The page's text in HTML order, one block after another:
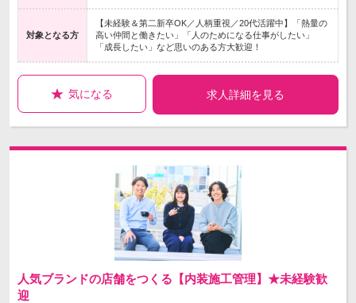
対象となる方
【未経験＆第二新卒OK／人柄重視／20代活躍中】「熱量の
高い仲間と働きたい」「人のためになる仕事がしたい」
「成長したい」など思いのある方大歓迎！
気になる 求人詳細を見る
人気ブランドの店舗をつくる【内装施工管理】★未経験歓
迎